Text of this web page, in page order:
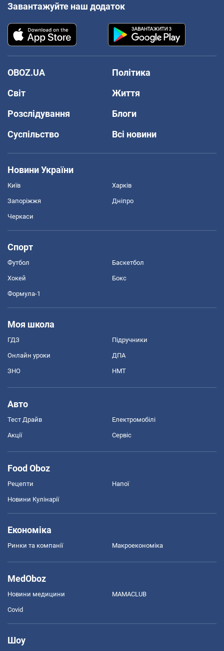
Завантажуйте наш додаток
OBOZ.UA
Політика
Світ
Життя
Розслідування
Блоги
Суспільство
Всі новини
Новини України
Київ Харків
Запоріжжя Дніпро
Черкаси
Спорт
Футбол Баскетбол
Хокей Бокс
Формула-1
Моя школа
ГДЗ Підручники
Онлайн уроки ДПА
ЗНО НМТ
Авто
Тест Драйв Електромобілі
Акції Сервіс
Food Oboz
Рецепти Напої
Новини Кулінарії
Економіка
Ринки та компанії Макроекономіка
MedOboz
Новини медицини MAMACLUB
Covid
Шоу